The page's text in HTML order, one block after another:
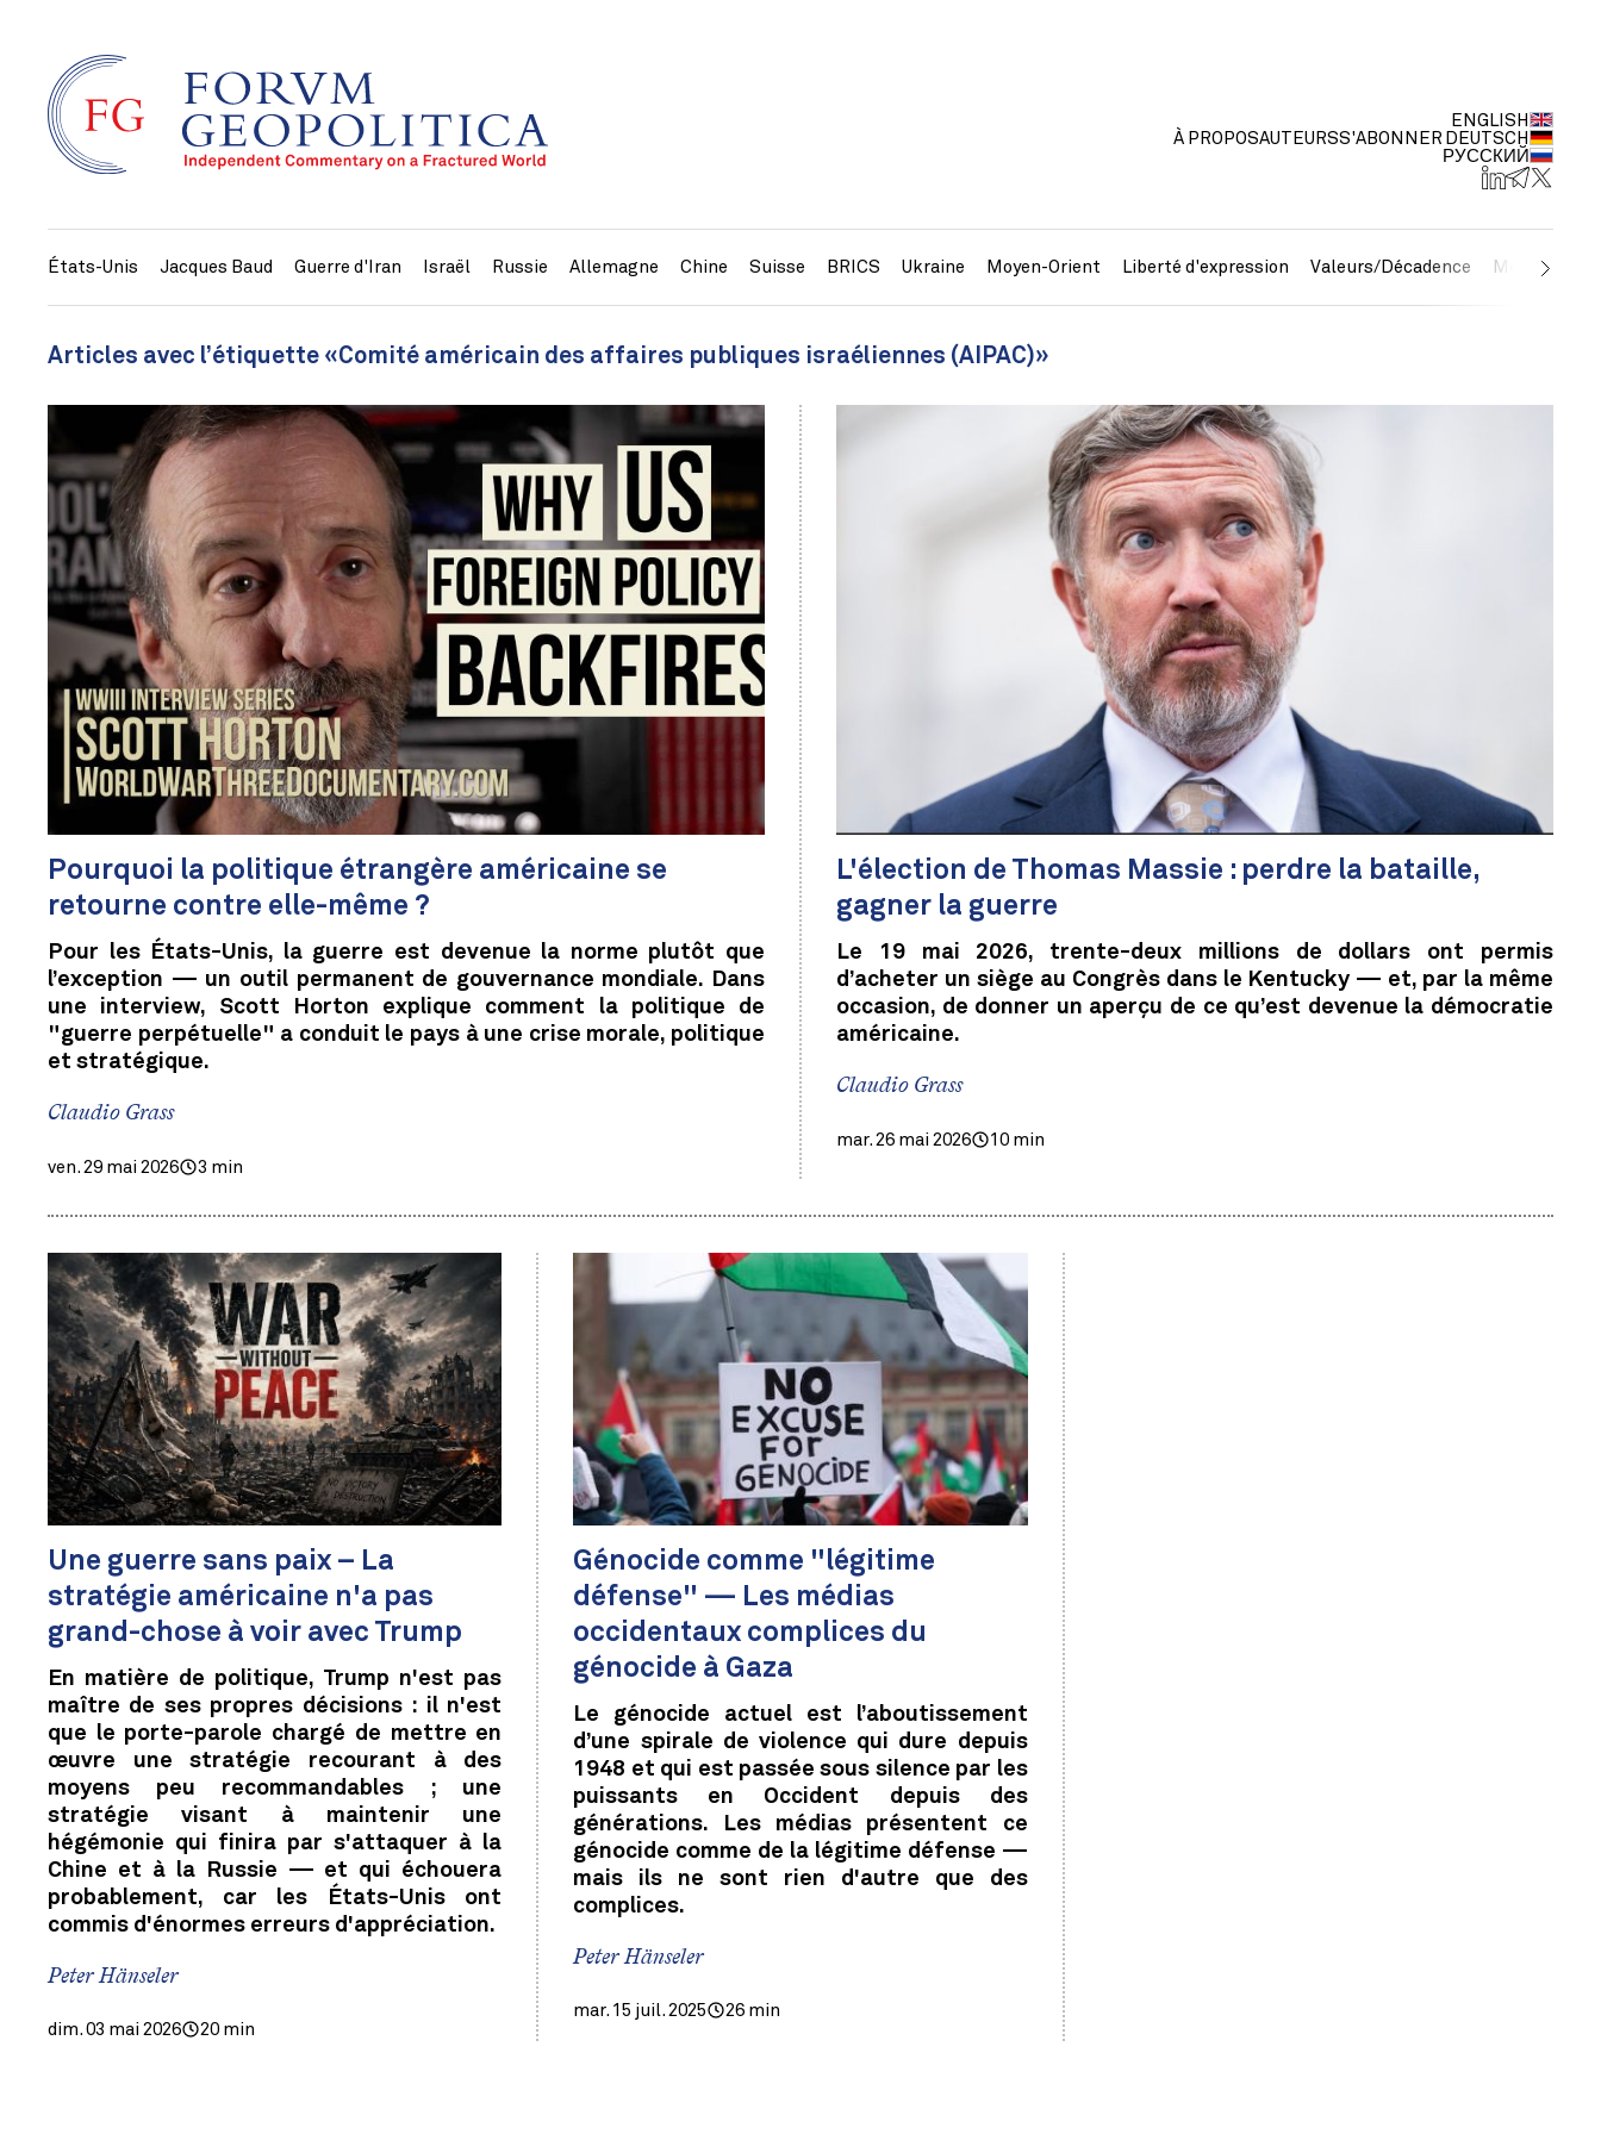
À PROPOSAUTEURSS'ABONNER
ENGLISH
DEUTSCH
РУССКИЙ
États-Unis Jacques Baud Guerre d'Iran Israël Russie Allemagne Chine Suisse BRICS Ukraine Moyen-Orient Liberté d'expression Valeurs/Décadence Métaux
Articles avec l’étiquette «Comité américain des affaires publiques israéliennes (AIPAC)»
Pourquoi la politique étrangère américaine se
retourne contre elle-même ?
Pour les États-Unis, la guerre est devenue la norme plutôt que
l’exception — un outil permanent de gouvernance mondiale. Dans
une interview, Scott Horton explique comment la politique de
"guerre perpétuelle" a conduit le pays à une crise morale, politique
et stratégique.
Claudio Grass
ven. 29 mai 2026 3 min
L'élection de Thomas Massie : perdre la bataille,
gagner la guerre
Le 19 mai 2026, trente-deux millions de dollars ont permis
d’acheter un siège au Congrès dans le Kentucky — et, par la même
occasion, de donner un aperçu de ce qu’est devenue la démocratie
américaine.
Claudio Grass
mar. 26 mai 2026 10 min
Une guerre sans paix – La
stratégie américaine n'a pas
grand-chose à voir avec Trump
En matière de politique, Trump n'est pas
maître de ses propres décisions : il n'est
que le porte-parole chargé de mettre en
œuvre une stratégie recourant à des
moyens peu recommandables ; une
stratégie visant à maintenir une
hégémonie qui finira par s'attaquer à la
Chine et à la Russie — et qui échouera
probablement, car les États-Unis ont
commis d'énormes erreurs d'appréciation.
Peter Hänseler
dim. 03 mai 2026 20 min
Génocide comme "légitime
défense" — Les médias
occidentaux complices du
génocide à Gaza
Le génocide actuel est l’aboutissement
d’une spirale de violence qui dure depuis
1948 et qui est passée sous silence par les
puissants en Occident depuis des
générations. Les médias présentent ce
génocide comme de la légitime défense —
mais ils ne sont rien d'autre que des
complices.
Peter Hänseler
mar. 15 juil. 2025 26 min